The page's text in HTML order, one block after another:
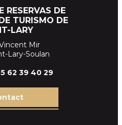
RESERVAS DE
TURISMO DE
LARY
Mir
Lary-Soulan
62 39 40 29